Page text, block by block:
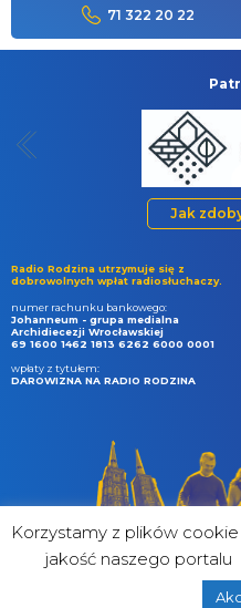
71 322 20 22
Jak
Radio Rodzina utrzymuje się z
dobrowolnych wpłat radiosłuchaczy.
numer rachunku bankowego:
Johanneum - grupa medialna
Archidiecezji Wrocławskiej
69 1600 1462 1813 6262 6000 0001
wpłaty z tytułem:
DAROWIZNA NA RADIO RODZINA
Korzystamy z plików
jakość naszego portalu